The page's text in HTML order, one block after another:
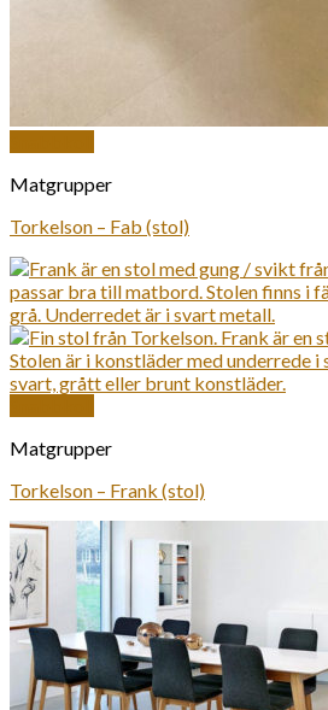
Matgrupper
Torkelson – Fab (stol)
Matgrupper
Torkelson – Frank (stol)